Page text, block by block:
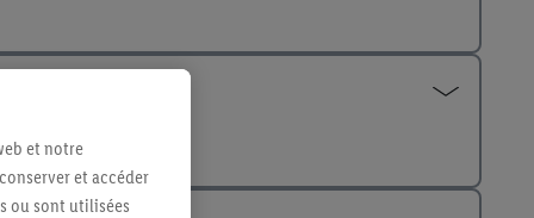
et notre
et accéder
ou sont utilisées